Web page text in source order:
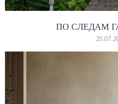
ПО СЛЕДАМ